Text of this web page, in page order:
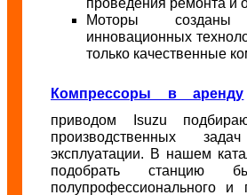
проведения ремонта и
Моторы
инновационных
только качественные
Компрессоры в аренду
приводом Isuzu
производственных
эксплуатации. В нашем
подобрать станцию
полупрофессионального и